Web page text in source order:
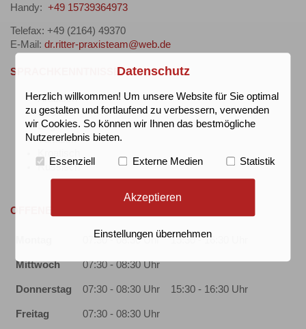
Handy: +49 15739364973
Telefax: +49 (2164) 49370
E-Mail: dr.ritter-praxisteam@web.de
SPRACHKENNTNISSE
Arabisch
Deutsch
Englisch
Türkisch
Russisch
OFFENE SPRECHSTUNDE
07:30 - 08:30 Uhr 15:30 - 16:30 Uhr
Mittwoch 07:30 - 08:30 Uhr
Donnerstag 07:30 - 08:30 Uhr 15:30 - 16:30 Uhr
Freitag 07:30 - 08:30 Uhr
Datenschutz
Herzlich willkommen! Um unsere Website für Sie optimal
zu gestalten und fortlaufend zu verbessern, verwenden
wir Cookies. So können wir Ihnen das bestmögliche
Nutzererlebnis bieten.
Essenziell Externe Medien Statistik
Akzeptieren
Einstellungen übernehmen